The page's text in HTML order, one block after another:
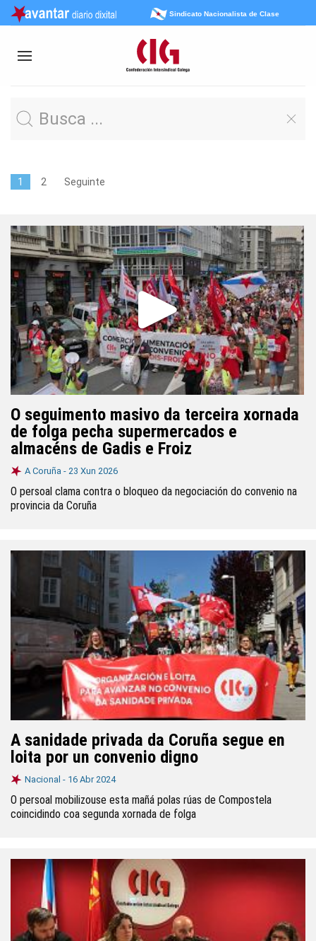
Sindicato Nacionalista de Clase
1 2 Seguinte
O seguimento masivo da terceira xornada
de folga pecha supermercados e
almacéns de Gadis e Froiz
A Coruña - 23 Xun 2026
O persoal clama contra o bloqueo da negociación do convenio na
provincia da Coruña
A sanidade privada da Coruña segue en
loita por un convenio digno
Nacional - 16 Abr 2024
O persoal mobilizouse esta mañá polas rúas de Compostela
coincidindo coa segunda xornada de folga